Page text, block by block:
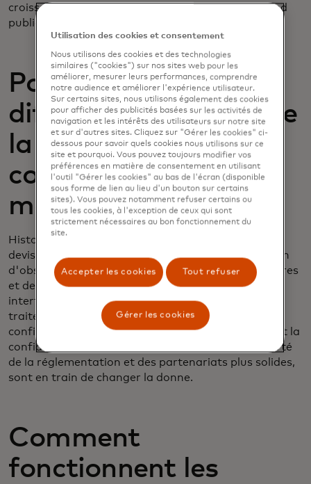
croissance, ce qui ralentirait l'adoption par le grand
public.
Pourquoi a-t-il été si
difficile d'échanger de
la monnaie fiduciaire
contre des crypto-
monnaies ?
Historiquement, il a été difficile d'échanger des
devises fiduciaires et des crypto-monnaies en raison
d'obstacles techniques, d'incertitudes réglementaires
et de problèmes de sécurité. Dans le passé, des
interfaces utilisateur médiocres, des temps de
traitement lents et un manque d'intermédiaires de
confiance étaient à l'origine de frictions et sapaient la
confiance. Les progrès récents, stimulés par la clarté
de la réglementation et des partenariats plus solides,
sont en train de changer la donne.
Comment
fonctionnent les
Utilisation des cookies et consentement
Nous utilisons des cookies et des technologies
similaires ("cookies") sur nos sites web pour les
améliorer, mesurer leurs performances, comprendre
notre audience et améliorer l'expérience utilisateur.
Sur certains sites, nous utilisons également des cookies
pour afficher des publicités basées sur les activités de
navigation et les intérêts des utilisateurs sur notre site
et sur d'autres sites. Cliquez sur "Gérer les cookies" ci-
dessous pour savoir quels cookies nous utilisons sur ce
site et pourquoi. Vous pouvez toujours modifier vos
préférences en matière de consentement en utilisant
l'outil "Gérer les cookies" au bas de l'écran (disponible
sous forme de lien au lieu d'un bouton sur certains
sites). Vous pouvez notamment refuser certains ou
tous les cookies, à l'exception de ceux qui sont
strictement nécessaires au bon fonctionnement du
site.
Accepter les cookies Tout refuser
Gérer les cookies